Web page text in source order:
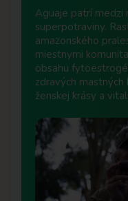
Aguaje patrí medzi
superpotraviny.
amazonského
miestnymi
obsahu
zdravých
ženskej krásy a